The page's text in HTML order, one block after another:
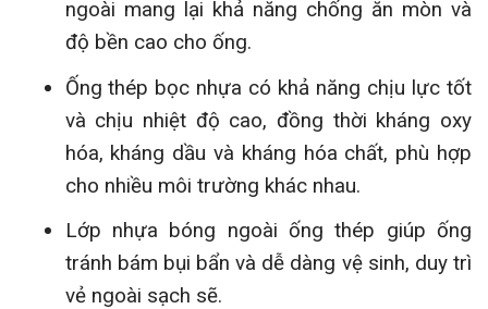
ngoài mang lại khả năng chống ăn mòn và
độ bền cao cho ống.
Ống thép bọc nhựa có khả năng chịu lực tốt
và chịu nhiệt độ cao, đồng thời kháng oxy
hóa, kháng dầu và kháng hóa chất, phù hợp
cho nhiều môi trường khác nhau.
Lớp nhựa bóng ngoài ống thép giúp ống
tránh bám bụi bẩn và dễ dàng vệ sinh, duy trì
vẻ ngoài sạch sẽ.